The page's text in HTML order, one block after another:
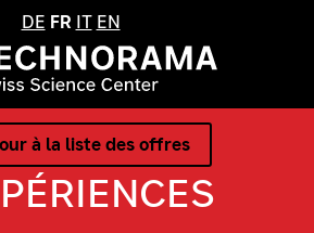
DE FR IT EN
à la liste des offres